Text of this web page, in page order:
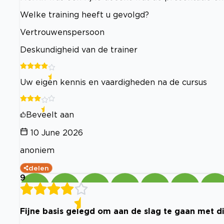
Welke training heeft u gevolgd?
Vertrouwenspersoon
Deskundigheid van de trainer
Uw eigen kennis en vaardigheden na de cursus
Beveelt aan
10 June 2026
anoniem
delen
9
Fijne basis gelegd om aan de slag te gaan met